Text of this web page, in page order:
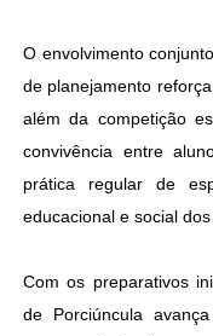
O envolvimento
de planejamento
além da competição
convivência entre
prática regular de
educacional e social
Com os preparativos
de Porciúncula